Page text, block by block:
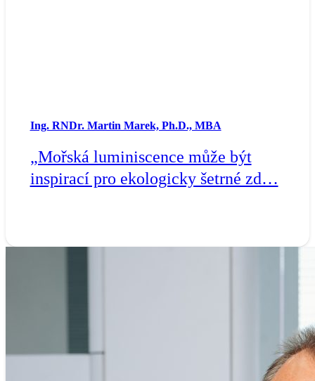
Ing. RNDr. Martin Marek, Ph.D., MBA
„Mořská luminiscence může být
inspirací pro ekologicky šetrné zd…